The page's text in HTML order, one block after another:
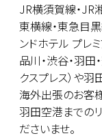
JR横須賀線・JR
東横線・東急目
ンドホテル プレ
品川・渋谷・羽田
クスプレス）や
海外出張のお客
羽田空港までの
ださいませ。